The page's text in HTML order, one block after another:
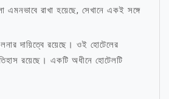
এমনভাবে রাখা হয়েছে, সেখানে একই সঙ্গে
দায়িত্বে রয়েছে। ওই হোটেলের
রয়েছে। একটি অধীনে হোটেলটি